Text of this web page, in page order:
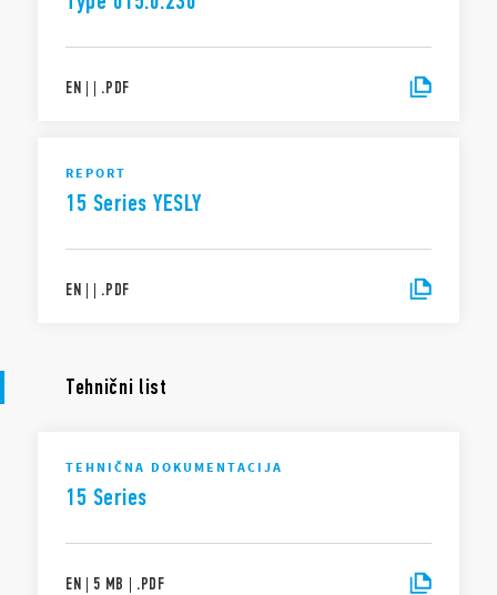
OBVESTILO O ZASEBNOSTI V SKLADU Z AKTOM O PODATKIH (Uredba
preglednosti glede podatkov, ki jih ustvarijo vaše povezane pametne
EN | | .PDF
REPORT
15 Series YESLY
EN | | .PDF
Tehnični list
TEHNIČNA DOKUMENTACIJA
15 Series
EN | 5 MB | .PDF